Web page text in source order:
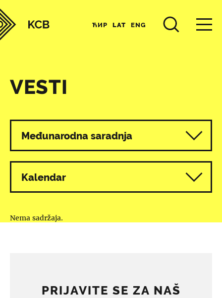
ЋИР LAT ENG
VESTI
Svi programi
Međunarodna saradnja
Kalendar
Nema sadržaja.
PRIJAVITE SE ZA NAŠ